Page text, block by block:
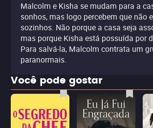
Malcolm e Kisha se mudam para a
sonhos, mas logo percebem que não
sozinhos. Não porque a casa seja
mas porque Kisha está possuída por
Para salvá-la, Malcolm contrata um
paranormais.
Você pode gostar